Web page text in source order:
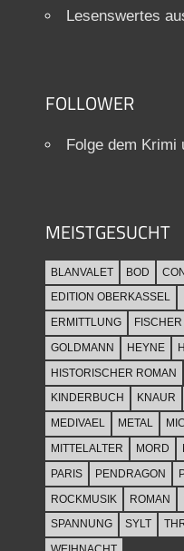
Lesenswertes
FOLLOWER
Folge dem Krimi
MEISTGESUCHT
BLANVALET BOD
EDITION OBERKASSEL
ERMITTLUNG
FISCHER
GOLDMANN
HEYNE
HISTORISCHER ROMAN
KINDERBUCH
KNAUR
MEDIVAEL
METAL
MITTELALTER
MORD
PARIS
PENDRAGON
ROCKMUSIK
ROMAN
SPANNUNG
SYLT